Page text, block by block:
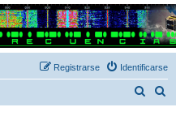
Identificarse
Registrarse